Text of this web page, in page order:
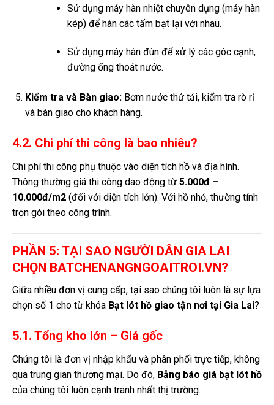
Sử dụng máy hàn nhiệt chuyên dụng (máy hàn
kép) để hàn các tấm bạt lại với nhau.
Sử dụng máy hàn đùn để xử lý các góc cạnh,
đường ống thoát nước.
Kiểm tra và Bàn giao:Bơm nước thử tải, kiểm tra rò rỉ
và bàn giao cho khách hàng.
4.2. Chi phí thi công là bao nhiêu?
Chi phí thi công phụ thuộc vào diện tích hồ và địa hình.
Thông thường giá thi công dao động từ 5.000đ –
10.000đ/m2 (đối với diện tích lớn). Với hồ nhỏ, thường tính
trọn gói theo công trình.
PHẦN 5: TẠI SAO NGƯỜI DÂN GIA LAI
CHỌN BATCHENANGNGOAITROI.VN?
Giữa nhiều đơn vị cung cấp, tại sao chúng tôi luôn là sự lựa
chọn số 1 cho từ khóa Bạt lót hồ giao tận nơi tại Gia Lai?
5.1. Tổng kho lớn – Giá gốc
Chúng tôi là đơn vị nhập khẩu và phân phối trực tiếp, không
qua trung gian thương mại. Do đó, Bảng báo giá bạt lót hồ
của chúng tôi luôn cạnh tranh nhất thị trường.